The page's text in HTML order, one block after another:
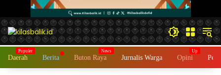
Daerah Berita Buton Raya Jurnalis Warga Opini